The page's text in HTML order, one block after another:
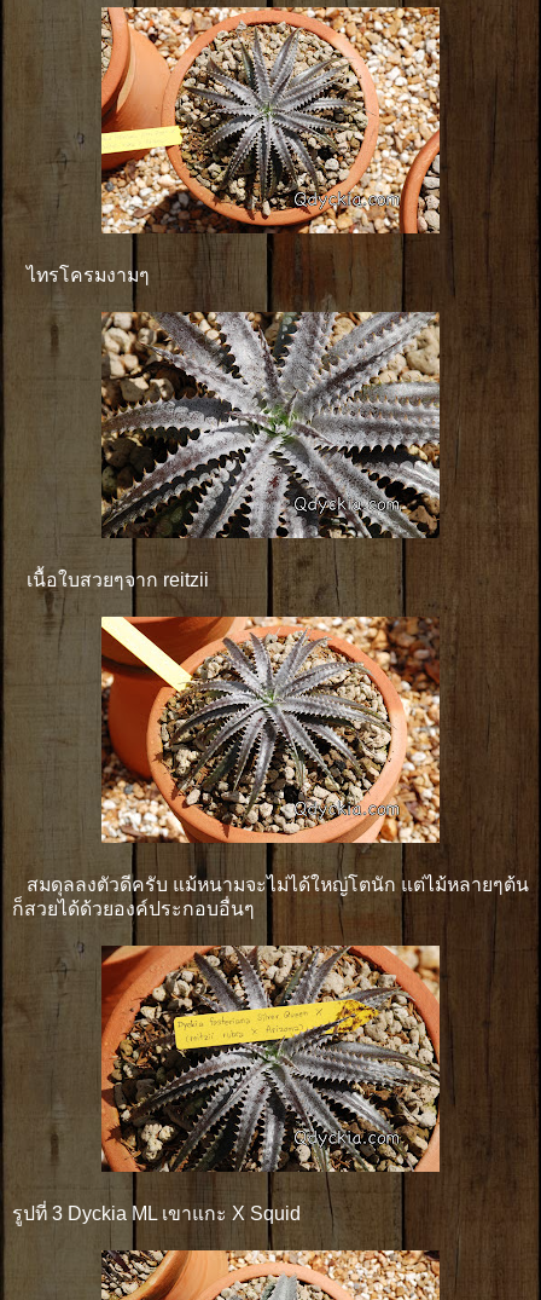
ไทรโครมงามๆ
เนื้อใบสวยๆจาก reitzii
สมดุลลงตัวดีครับ แม้หนามจะไม่ได้ใหญ่โตนัก แต่ไม้หลายๆต้น
ก็สวยได้ด้วยองค์ประกอบอื่นๆ
รูปที่ 3 Dyckia ML เขาแกะ X Squid